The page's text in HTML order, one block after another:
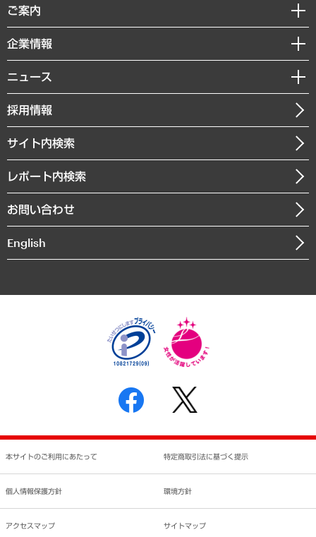
デジタルイノベーション
共生・ダイバーシティ
GRC（ガバナンス・リスク・コンプライアンス）・防災（政策）
経済・産業・雇用・労働
まちづくり・観光・交通・スポーツ・スマートシティ
自然資源・農林水産業・食料システム
経済調査
レポート
コラム
経営用語集
受託・受注実績（官公庁関連）
メディア掲載・出演
ご案内
セミナー・イベント情報
MUFGビジネスセミナー
受託案件情報
企業情報
私たちの想い
社長メッセージ
会社概要
沿革
組織図・本部部室紹介
インドネシア現地法人
個人情報保護方針
反社会的勢力に対する基本方針
書面による個人情報の開示等の請求の手続きについて
ニュース
ニュースリリース
お知らせ
採用情報
サイト内検索
レポート内検索
お問い合わせ
English
本サイトのご利用にあたって 特定商取引法に基づく提示
個人情報保護方針 環境方針
アクセスマップ サイトマップ